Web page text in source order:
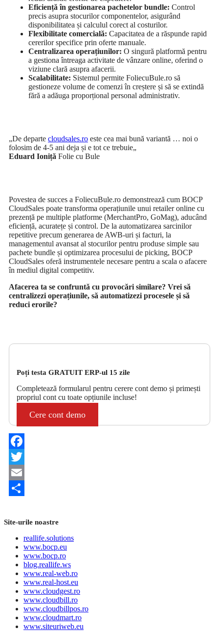
Eficiență în gestionarea pachetelor bundle: Control
precis asupra stocurilor componentelor, asigurând
disponibilitatea și calculul corect al costurilor.
Flexibilitate comercială: Capacitatea de a răspunde rapid
cererilor specifice prin oferte manuale.
Centralizarea operațiunilor: O singură platformă pentru
a gestiona întreaga activitate de vânzare online, oferind o
viziune clară asupra afacerii.
Scalabilitate: Sistemul permite FoliecuBule.ro să
gestioneze volume de comenzi în creștere și să se extindă
fără a adăuga proporțional personal administrativ.
„De departe cloudsales.ro este cea mai bună variantă … noi o
folosim de 4-5 ani deja și e tot ce trebuie„
Eduard Ioniță Folie cu Bule
Povestea de succes a FoliecuBule.ro demonstrează cum BOCP
CloudSales poate transforma operațiunile unui retailer online cu
prezență pe multiple platforme (MerchantPro, GoMag), aducând
eficiență, acuratețe și control. De la automatizarea sarcinilor
repetitive precum generarea de AWB-uri și facturi, la
managementul avansat al stocurilor pentru produse simple sau
pachete bundle și optimizarea procesului de picking, BOCP
CloudSales oferă instrumentele necesare pentru a scala o afacere
în mediul digital competitiv.
Afacerea ta se confruntă cu provocări similare? Vrei să
centralizezi operațiunile, să automatizezi procesele și să
reduci erorile?
Poți testa GRATUIT ERP-ul 15 zile
Completează formularul pentru cerere cont demo și primești
propriul cont cu toate opțiunile incluse!
Cere cont demo
Facebook
Twitter
Email
Site-urile noastre
reallife.solutions
www.bocp.eu
www.bocp.ro
blog.reallife.ws
www.real-web.ro
www.real-host.eu
www.cloudgest.ro
www.cloudbill.ro
www.cloudbillpos.ro
www.cloudmart.ro
www.siteuriweb.eu